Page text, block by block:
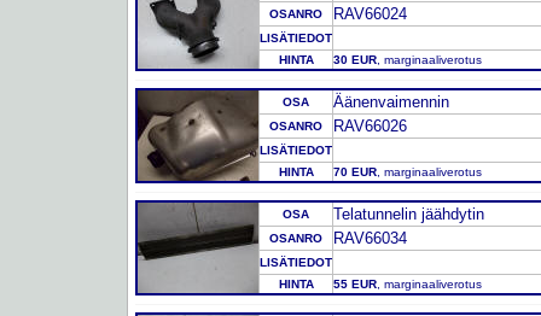
OSANRO RAV66024
LISÄTIEDOT
HINTA
30 EUR , marginaaliverotus
OSA Äänenvaimennin
OSANRO RAV66026
LISÄTIEDOT
HINTA
70 EUR , marginaaliverotus
OSA Telatunnelin jäähdytin
OSANRO RAV66034
LISÄTIEDOT
HINTA
55 EUR , marginaaliverotus